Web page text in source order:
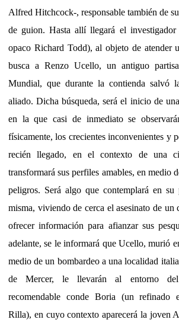
Alfred Hitchcock-, responsable también de
de guion. Hasta allí llegará el
opaco Richard Todd), al objeto de atender
busca a Renzo Ucello, un antiguo
Mundial, que durante la contienda salvó
aliado. Dicha búsqueda, será el inicio de
en la que casi de inmediato se
físicamente, los crecientes inconvenientes y
recién llegado, en el contexto de una
transformará sus perfiles amables, en medio
peligros. Será algo que contemplará en su
misma, viviendo de cerca el asesinato de un
ofrecer información para afianzar sus
adelante, se le informará que Ucello, murió
medio de un bombardeo a una localidad
de Mercer, le llevarán al entorno
recomendable conde Boria (un refinado
Rilla), en cuyo contexto aparecerá la joven